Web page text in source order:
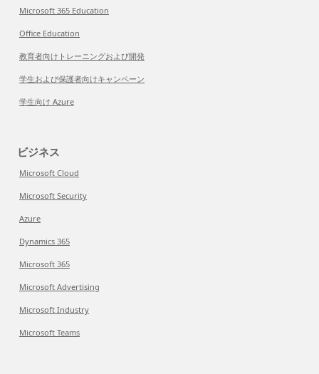
Microsoft 365 Education
Office Education
教育者向けトレーニングおよび開発
学生および保護者向けキャンペーン
学生向け Azure
ビジネス
Microsoft Cloud
Microsoft Security
Azure
Dynamics 365
Microsoft 365
Microsoft Advertising
Microsoft Industry
Microsoft Teams